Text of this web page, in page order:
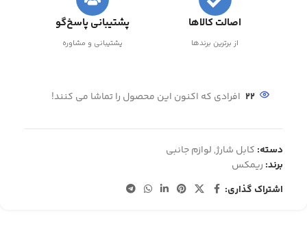
اصالت کالاها
از برترین برندها
پشتیبانی پاسخ‌گو
پشتیبانی و مشاوره
22 افرادی که اکنون این محصول را تماشا می کنند!
دسته: کابل شارژ, لوازم جانبی
برند: ریمکس
اشتراک گذاری: